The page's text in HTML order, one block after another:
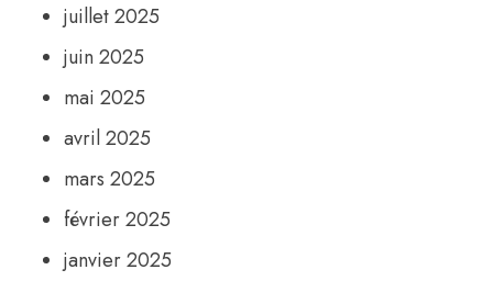
juillet 2025
juin 2025
mai 2025
avril 2025
mars 2025
février 2025
janvier 2025